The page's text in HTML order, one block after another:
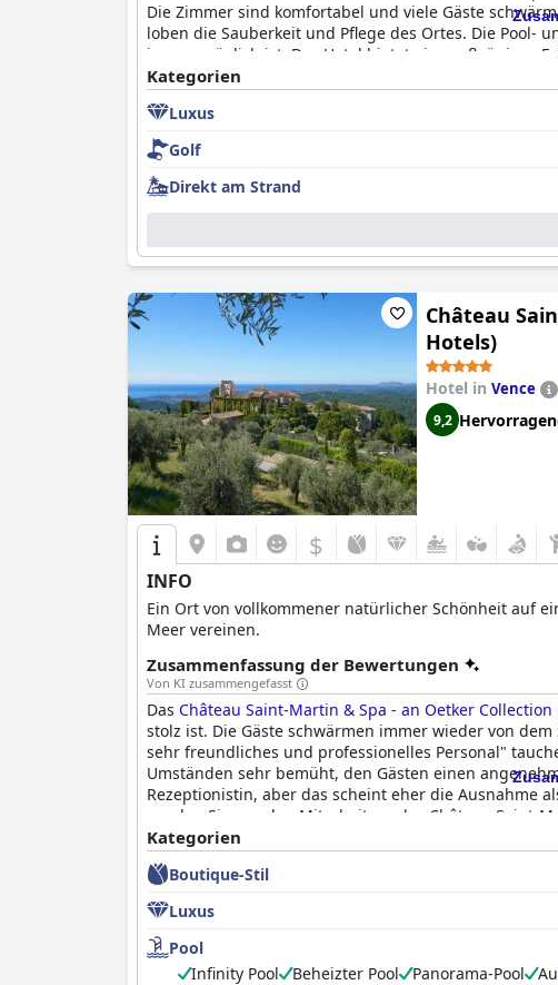
Die Zimmer sind komfortabel und viele Gäste
loben die Sauberkeit und Pflege des Ortes. Die
immer möglich ist. Das Hotel bietet ein großzügiges
Während einige Gäste negative Erfahrungen mit
freundlicher und hilfsbereiter Service gelobt.
Luxuskategorie gerecht wird und eine gute Wahl für
Kategorien
Luxus
Golf
Direkt am Strand
Château
Hotels)
Hotel in Vence
9,2
$
INFO
Ein Ort von vollkommener natürlicher Schönheit auf
Meer vereinen.
Zusammenfassung der Bewertungen
Von KI zusammengefasst
Das Château Saint-Martin & Spa - an Oetker
stolz ist. Die Gäste schwärmen immer wieder von
sehr freundliches und professionelles Personal"
Umständen sehr bemüht, den Gästen einen
Rezeptionistin, aber das scheint eher die Ausnahme
werden Sie von den Mitarbeitern des Château Saint-
Kategorien
Boutique-Stil
Luxus
Pool
Infinity Pool
Beheizter Pool Panorama-Pool